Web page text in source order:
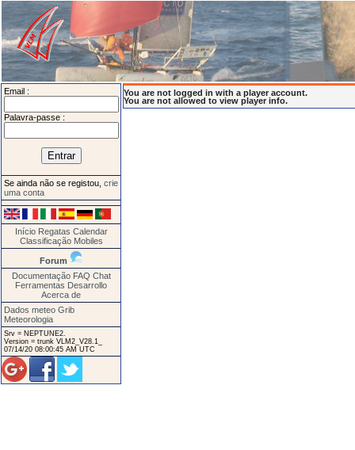
Email :
Palavra-passe :
Se ainda não se registou, crie
uma conta
Início Regatas Calendar
Classificação Mobiles
Forum
Documentação FAQ Chat
Ferramentas Desarrollo
Acerca de
Dados meteo Grib
Meteorologia
Srv = NEPTUNE2.
Version = trunk VLM2_V28.1_
07/14/20 08:00:45 AM UTC
You are not logged in with a player account.
You are not allowed to view player info.